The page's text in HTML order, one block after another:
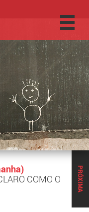
PRÓXIMA
COMO O